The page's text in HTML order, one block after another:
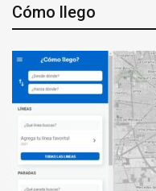
Cómo llego